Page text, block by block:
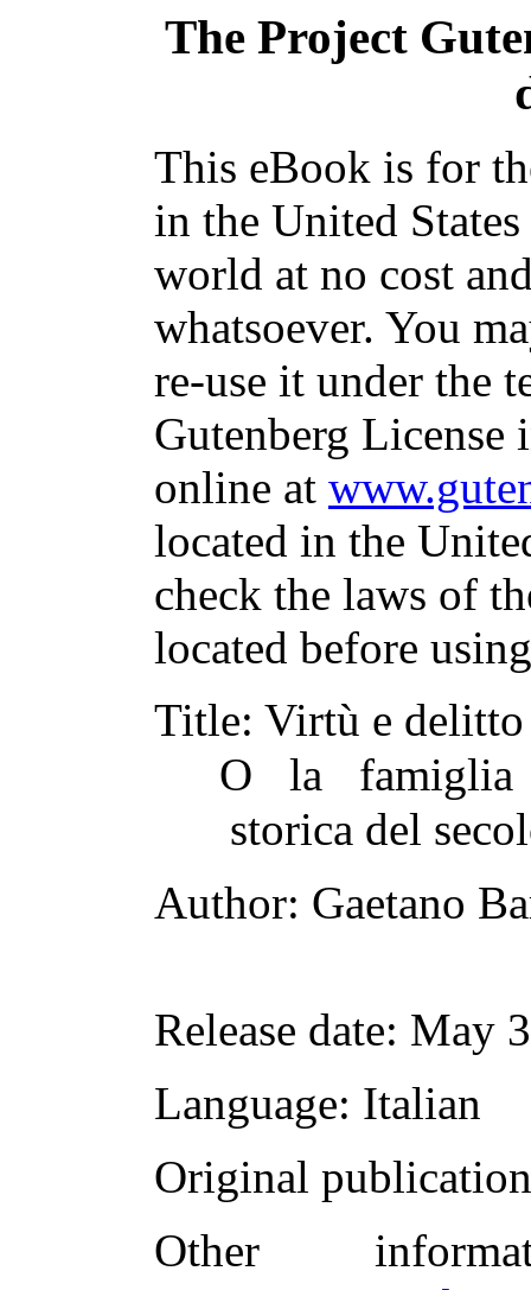
The Project
This eBook is for
in the United
world at no cost
whatsoever. You
re-use it under the
Gutenberg
online at
located in the
check the laws of
located before
Title: Virtù e delitto
O la famiglia
storica del
Author: Gaetano
Release date: May
Language: Italian
Original publication
Other